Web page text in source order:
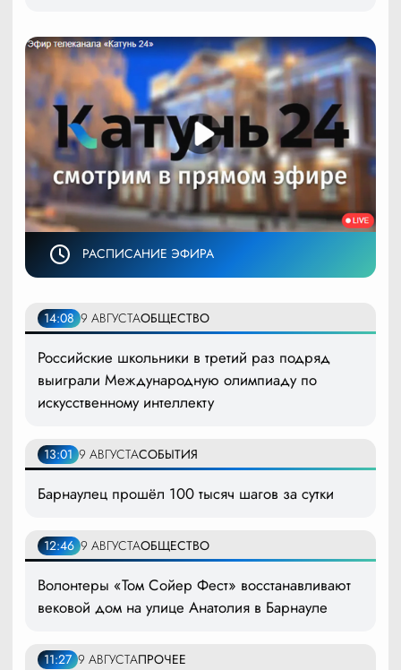
РАСПИСАНИЕ ЭФИРА
14:08 9 АВГУСТАОБЩЕСТВО
Российские школьники в третий раз подряд
выиграли Международную олимпиаду по
искусственному интеллекту
13:01 9 АВГУСТАСОБЫТИЯ
Барнаулец прошёл 100 тысяч шагов за сутки
12:46 9 АВГУСТАОБЩЕСТВО
Волонтеры «Том Сойер Фест» восстанавливают
вековой дом на улице Анатолия в Барнауле
11:27 9 АВГУСТАПРОЧЕЕ